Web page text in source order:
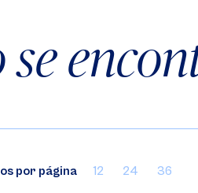
se
por página 12 24 36